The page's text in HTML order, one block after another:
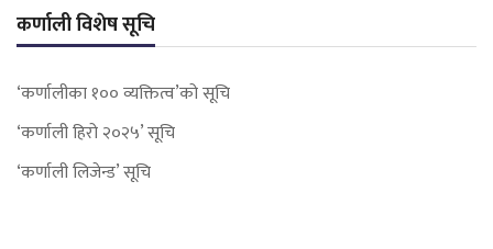
कर्णाली विशेष सूचि
‘कर्णालीका १०० व्यक्तित्व’को सूचि
‘कर्णाली हिरो २०२५’ सूचि
‘कर्णाली लिजेन्ड’ सूचि